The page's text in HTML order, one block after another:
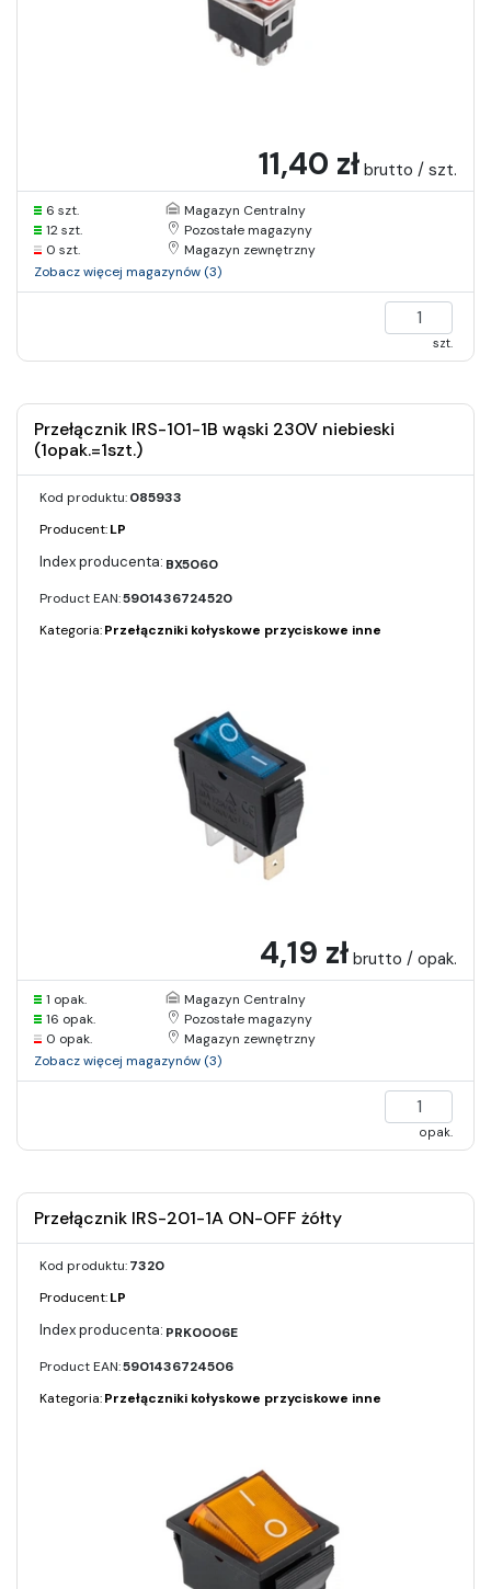
11,40 zł brutto / szt.
6 szt.
Magazyn Centralny
12 szt.
Pozostałe magazyny
0 szt.
Magazyn zewnętrzny
Zobacz więcej magazynów (3)
szt.
Przełącznik IRS-101-1B wąski 230V niebieski
(1opak.=1szt.)
Kod produktu:085933
Producent:LP
BX5060
Product EAN:5901436724520
Kategoria:Przełączniki kołyskowe przyciskowe inne
4,19 zł brutto / opak.
1 opak.
Magazyn Centralny
16 opak.
Pozostałe magazyny
0 opak.
Magazyn zewnętrzny
Zobacz więcej magazynów (3)
opak.
Przełącznik IRS-201-1A ON-OFF żółty
Kod produktu:7320
Producent:LP
PRK0006E
Product EAN:5901436724506
Kategoria:Przełączniki kołyskowe przyciskowe inne